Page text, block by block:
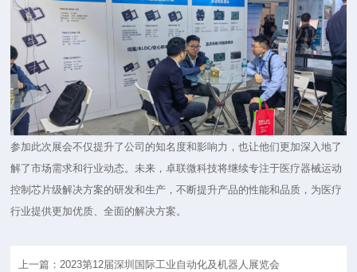
参加此次展会不仅提升了公司的知名度和影响力，也让他们更加深入地了
解了市场需求和行业动态。未来，卓联微科技将继续专注于医疗器械运动
控制芯片级解决方案的研发和生产，不断提升产品的性能和品质，为医疗
行业提供更加优质、全面的解决方案。
上一篇：2023第12届深圳国际工业自动化及机器人展览会